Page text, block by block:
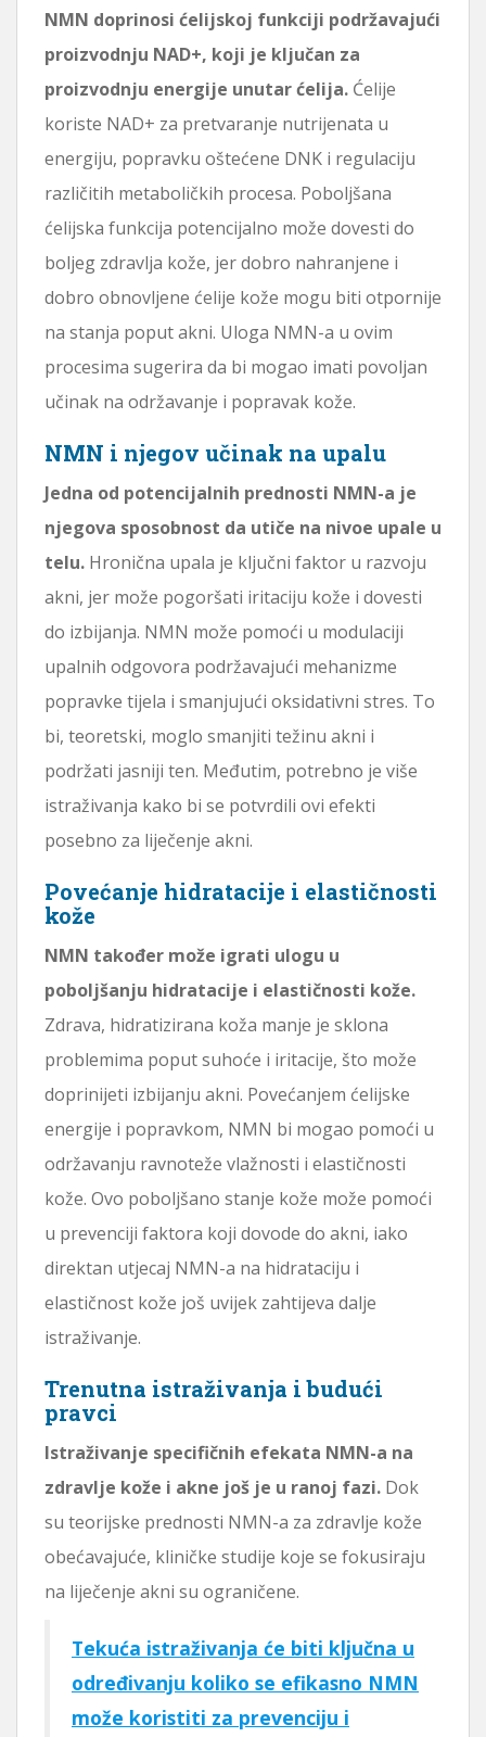
NMN doprinosi ćelijskoj funkciji podržavajući
proizvodnju NAD+, koji je ključan za
proizvodnju energije unutar ćelija. Ćelije
koriste NAD+ za pretvaranje nutrijenata u
energiju, popravku oštećene DNK i regulaciju
različitih metaboličkih procesa. Poboljšana
ćelijska funkcija potencijalno može dovesti do
boljeg zdravlja kože, jer dobro nahranjene i
dobro obnovljene ćelije kože mogu biti otpornije
na stanja poput akni. Uloga NMN-a u ovim
procesima sugerira da bi mogao imati povoljan
učinak na održavanje i popravak kože.
NMN i njegov učinak na upalu
Jedna od potencijalnih prednosti NMN-a je
njegova sposobnost da utiče na nivoe upale u
telu. Hronična upala je ključni faktor u razvoju
akni, jer može pogoršati iritaciju kože i dovesti
do izbijanja. NMN može pomoći u modulaciji
upalnih odgovora podržavajući mehanizme
popravke tijela i smanjujući oksidativni stres. To
bi, teoretski, moglo smanjiti težinu akni i
podržati jasniji ten. Međutim, potrebno je više
istraživanja kako bi se potvrdili ovi efekti
posebno za liječenje akni.
Povećanje hidratacije i elastičnosti
kože
NMN također može igrati ulogu u
poboljšanju hidratacije i elastičnosti kože.
Zdrava, hidratizirana koža manje je sklona
problemima poput suhoće i iritacije, što može
doprinijeti izbijanju akni. Povećanjem ćelijske
energije i popravkom, NMN bi mogao pomoći u
održavanju ravnoteže vlažnosti i elastičnosti
kože. Ovo poboljšano stanje kože može pomoći
u prevenciji faktora koji dovode do akni, iako
direktan utjecaj NMN-a na hidrataciju i
elastičnost kože još uvijek zahtijeva dalje
istraživanje.
Trenutna istraživanja i budući
pravci
Istraživanje specifičnih efekata NMN-a na
zdravlje kože i akne još je u ranoj fazi. Dok
su teorijske prednosti NMN-a za zdravlje kože
obećavajuće, kliničke studije koje se fokusiraju
na liječenje akni su ograničene.
Tekuća istraživanja će biti ključna u
određivanju koliko se efikasno NMN
može koristiti za prevenciju i